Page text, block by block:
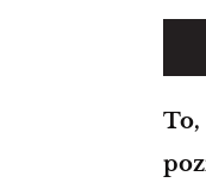
To, ako krásne zabaliť darčeky, sme vám už ukázali a malo to veľmi